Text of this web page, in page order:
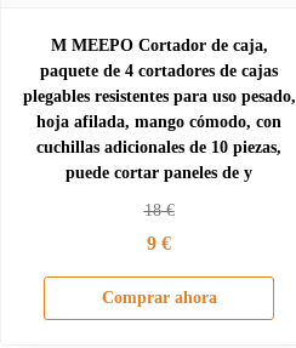
M MEEPO Cortador de caja,
paquete de 4 cortadores de cajas
plegables resistentes para uso pesado,
hoja afilada, mango cómodo, con
cuchillas adicionales de 10 piezas,
puede cortar paneles de y
18€
9 €
Comprar ahora